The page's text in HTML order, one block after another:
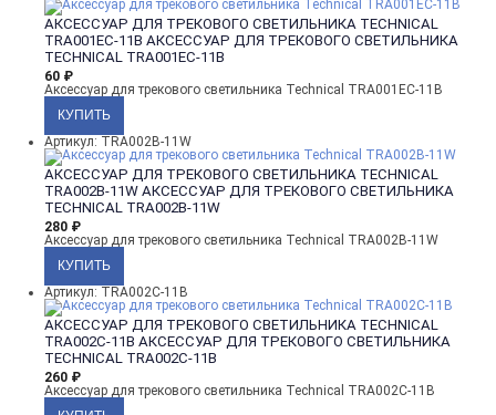
АКСЕССУАР ДЛЯ ТРЕКОВОГО СВЕТИЛЬНИКА TECHNICAL
TRA001EC-11B АКСЕССУАР ДЛЯ ТРЕКОВОГО СВЕТИЛЬНИКА
TECHNICAL TRA001EC-11B
60 ₽
Аксессуар для трекового светильника Technical TRA001EC-11B
Артикул: TRA002B-11W
АКСЕССУАР ДЛЯ ТРЕКОВОГО СВЕТИЛЬНИКА TECHNICAL
TRA002B-11W АКСЕССУАР ДЛЯ ТРЕКОВОГО СВЕТИЛЬНИКА
TECHNICAL TRA002B-11W
280 ₽
Аксессуар для трекового светильника Technical TRA002B-11W
Артикул: TRA002C-11B
АКСЕССУАР ДЛЯ ТРЕКОВОГО СВЕТИЛЬНИКА TECHNICAL
TRA002C-11B АКСЕССУАР ДЛЯ ТРЕКОВОГО СВЕТИЛЬНИКА
TECHNICAL TRA002C-11B
260 ₽
Аксессуар для трекового светильника Technical TRA002C-11B